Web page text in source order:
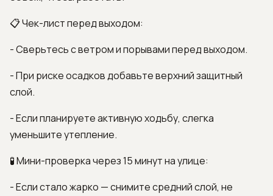
📋 Чек-лист перед выходом:
- Сверьтесь с ветром и порывами перед выходом.
- При риске осадков добавьте верхний защитный
слой.
- Если планируете активную ходьбу, слегка
уменьшите утепление.
🧪 Мини-проверка через 15 минут на улице:
- Если стало жарко — снимите средний слой, не